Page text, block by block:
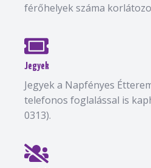
férőhelyek száma
Jegyek
Jegyek a Napfényes
telefonos foglalással is
0313).